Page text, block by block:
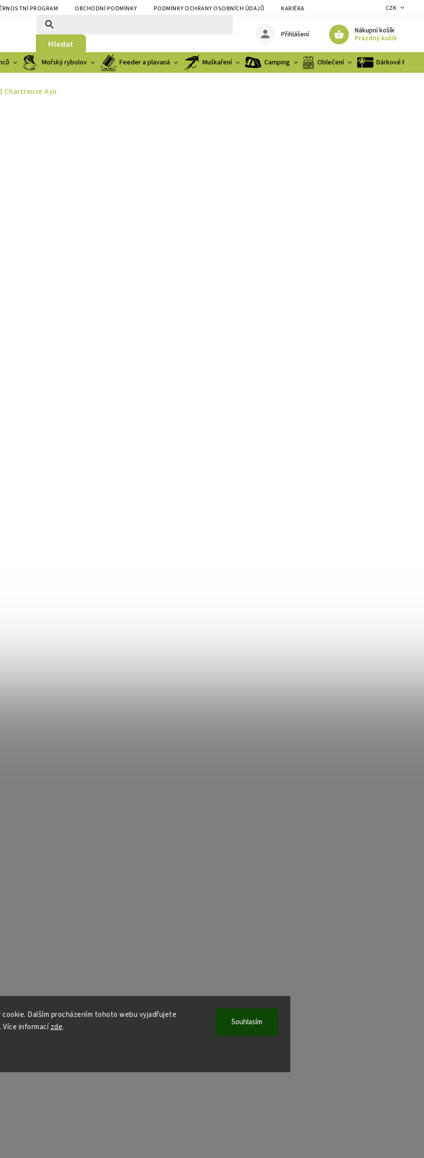
Dalším procházením tohoto webu vyjadřujete
Více informacízde. Souhlasím
PROGRAM OBCHODNÍ PODMÍNKY PODMÍNKY OCHRANY OSOBNÍCH ÚDAJŮ KARIÉRA CZK
Hledat
Nákupní košík
Prázdný košík
Přihlášení
Mořský rybolov Feeder a plavaná Muškaření Camping Oblečení Dárkové
Chartreuse Ayu